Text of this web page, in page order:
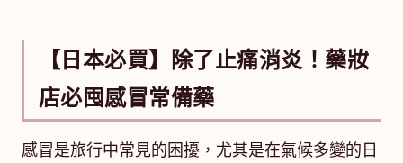
【日本必買】除了止痛消炎！藥妝
店必囤感冒常備藥
感冒是旅行中常見的困擾，尤其是在氣候多變的日